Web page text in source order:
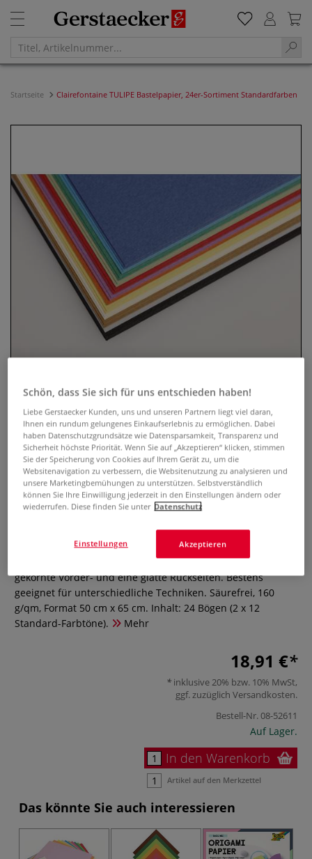
Startseite Clairefontaine TULIPE Bastelpapier, 24er-Sortiment Standardfarben
Clairefontaine TULIPE
Bastelpapier, 24er-Sortiment
Standardfarben
Clairefontaine farbiges Bastelpapier verfügt über grob
gekörnte Vorder- und eine glatte Rückseiten. Bestens
geeignet für unterschiedliche Techniken. Säurefrei, 160
g/qm, Format 50 cm x 65 cm. Inhalt: 24 Bögen (2 x 12
Standard-Farbtöne).
Mehr
18,91 €
inklusive 20% bzw. 10% MwSt,
ggf. zuzüglich Versandkosten.
Bestell-Nr.08-52611
Auf Lager.
In den Warenkorb
Artikel auf den Merkzettel
Das könnte Sie auch interessieren
Schön, dass Sie sich für uns entschieden haben!
Liebe Gerstaecker Kunden, uns und unseren Partnern liegt viel daran,
Ihnen ein rundum gelungenes Einkaufserlebnis zu ermöglichen. Dabei
haben Datenschutzgrundsätze wie Datensparsamkeit, Transparenz und
Sicherheit höchste Priorität. Wenn Sie auf „Akzeptieren“ klicken, stimmen
Sie der Speicherung von Cookies auf Ihrem Gerät zu, um die
Websitenavigation zu verbessern, die Websitenutzung zu analysieren und
unsere Marketingbemühungen zu unterstützen. Selbstverständlich
können Sie Ihre Einwilligung jederzeit in den Einstellungen ändern oder
wiederrufen. Diese finden Sie unter Datenschutz
Akzeptieren
Einstellungen